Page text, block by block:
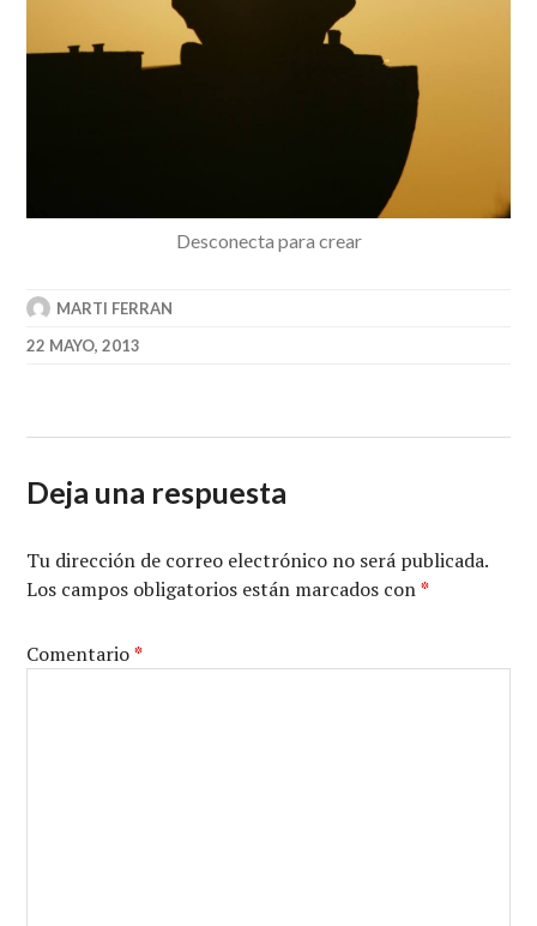
Desconecta para crear
MARTI FERRAN
22 MAYO, 2013
Deja una respuesta
Tu dirección de correo electrónico no será publicada.
Los campos obligatorios están marcados con*
Comentario*